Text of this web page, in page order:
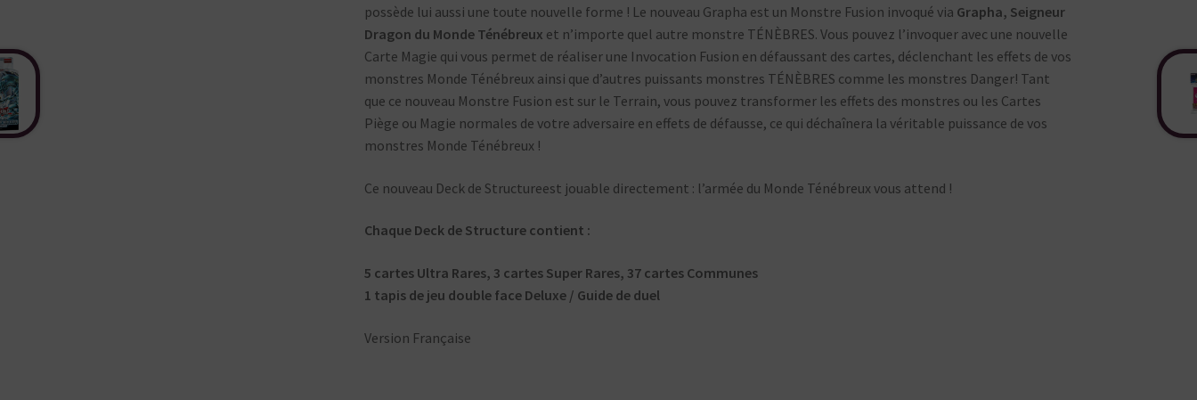
possède lui aussi une toute nouvelle forme ! Le nouveau Grapha est un Monstre Fusion invoqué via Grapha, Seigneur
Dragon du Monde Ténébreux et n’importe quel autre monstre TÉNÈBRES. Vous pouvez l’invoquer avec une nouvelle
Carte Magie qui vous permet de réaliser une Invocation Fusion en défaussant des cartes, déclenchant les effets de vos
monstres Monde Ténébreux ainsi que d’autres puissants monstres TÉNÈBRES comme les monstres Danger! Tant
que ce nouveau Monstre Fusion est sur le Terrain, vous pouvez transformer les effets des monstres ou les Cartes
Piège ou Magie normales de votre adversaire en effets de défausse, ce qui déchaînera la véritable puissance de vos
monstres Monde Ténébreux !
Ce nouveau Deck de Structureest jouable directement : l’armée du Monde Ténébreux vous attend !
Chaque Deck de Structure contient :
5 cartes Ultra Rares, 3 cartes Super Rares, 37 cartes Communes
1 tapis de jeu double face Deluxe / Guide de duel
Version Française